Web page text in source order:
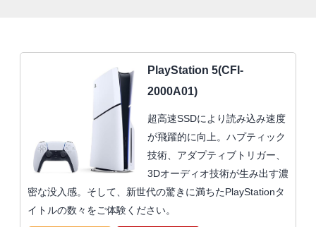
PlayStation 5(CFI-
2000A01)
超高速SSDにより読み込み速度
が飛躍的に向上。ハプティック
技術、アダプティブトリガー、
3Dオーディオ技術が生み出す濃
密な没入感。そして、新世代の驚きに満ちたPlayStationタ
イトルの数々をご体験ください。